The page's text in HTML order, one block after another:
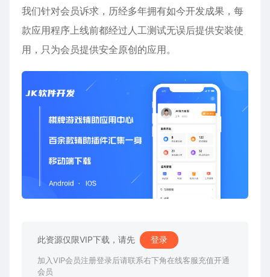
我们针对会员诉求，历经多年拥有如今开发成果，每
款应用程序上线前都经过人工测试无误后提供安装使
用，只为会员提供安全原创的应用。
此资源仅限VIP下载，请先 登录
加入VIP会员注册登录后请联系右下角在线客服充值开通
会员